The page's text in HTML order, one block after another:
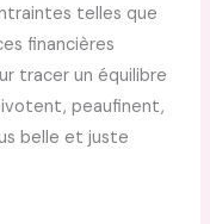
telles que
financières
tracer un équilibre
peaufinent,
belle et juste